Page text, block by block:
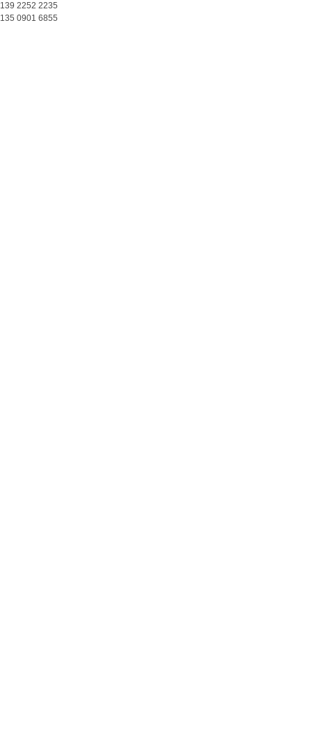
139 2252 2235
135 0901 6855